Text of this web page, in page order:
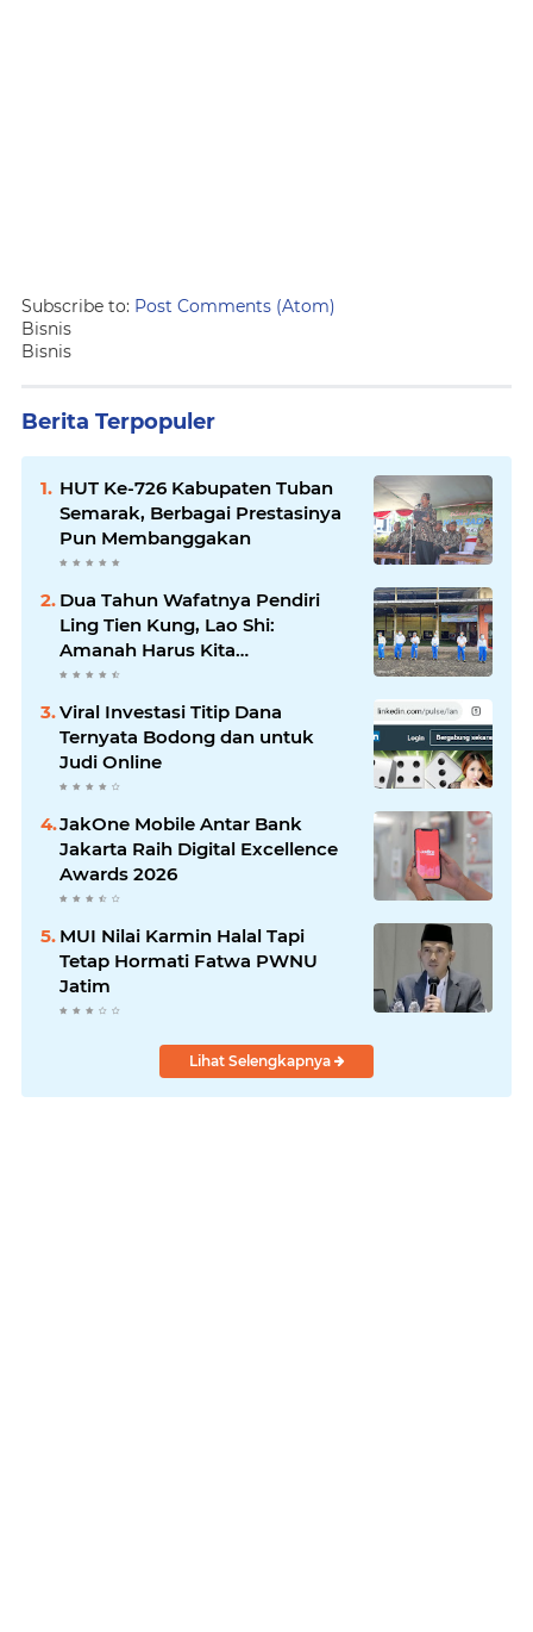
Subscribe to: Post Comments (Atom)
Bisnis
Bisnis
Berita Terpopuler
HUT Ke-726 Kabupaten Tuban
Semarak, Berbagai Prestasinya
Pun Membanggakan
Dua Tahun Wafatnya Pendiri
Ling Tien Kung, Lao Shi:
Amanah Harus Kita
Laksanakan!
Viral Investasi Titip Dana
Ternyata Bodong dan untuk
Judi Online
JakOne Mobile Antar Bank
Jakarta Raih Digital Excellence
Awards 2026
MUI Nilai Karmin Halal Tapi
Tetap Hormati Fatwa PWNU
Jatim
Lihat Selengkapnya